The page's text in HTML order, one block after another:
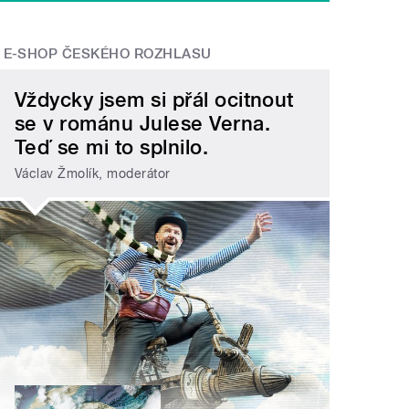
E-SHOP ČESKÉHO ROZHLASU
Vždycky jsem si přál ocitnout
se v románu Julese Verna.
Teď se mi to splnilo.
Václav Žmolík, moderátor